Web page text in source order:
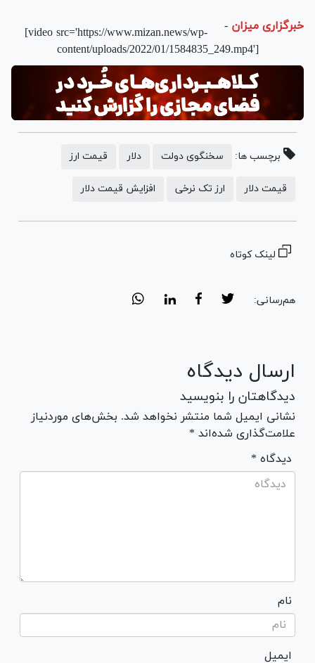
خبرگزاری میزان -
[video src='https://www.mizan.news/wp-
content/uploads/2022/01/1584835_249.mp4']
برچسب ها: سخنگوی دولت دلار قیمت ارز
قیمت دلار ارز تک نرخی افزایش قیمت دلار
لینک کوتاه
هم‌رسانی:
ارسال دیدگاه
دیدگاهتان را بنویسید
نشانی ایمیل شما منتشر نخواهد شد. بخش‌های موردنیاز
علامت‌گذاری شده‌اند *
* دیدگاه
نام
ایمیل